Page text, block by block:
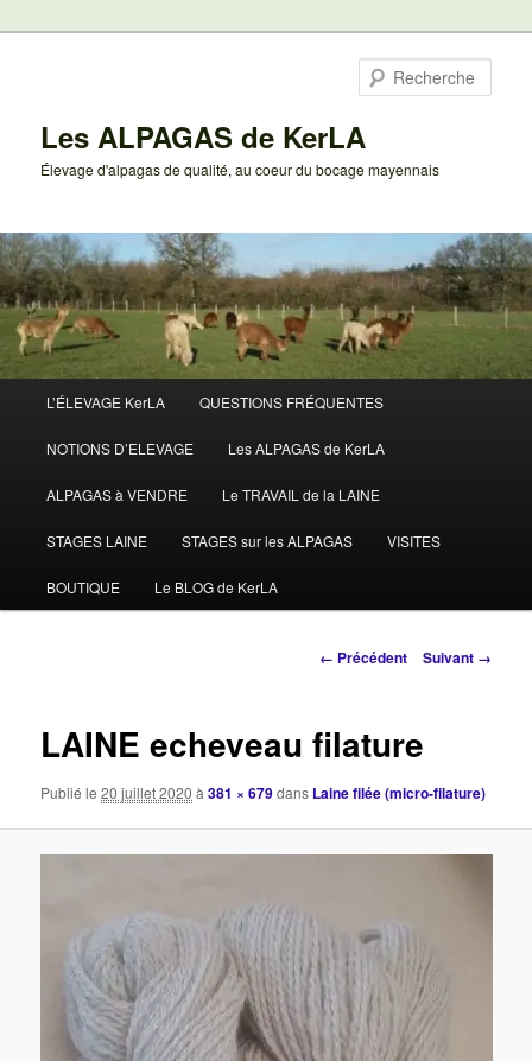
Les ALPAGAS de KerLA
Élevage d'alpagas de qualité, au coeur du bocage mayennais
principal
L’ÉLEVAGE KerLA QUESTIONS FRÉQUENTES
NOTIONS D’ELEVAGE Les ALPAGAS de KerLA
ALPAGAS à VENDRE Le TRAVAIL de la LAINE
STAGES LAINE STAGES sur les ALPAGAS VISITES
BOUTIQUE Le BLOG de KerLA
Navigation
← Précédent Suivant →
LAINE echeveau filature
Publié le20 juillet 2020 à381 × 679dans Laine filée (micro-filature)